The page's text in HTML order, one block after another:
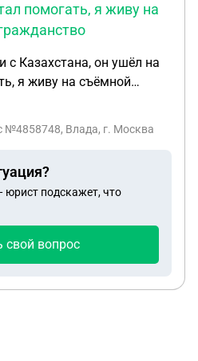
помогать, я живу на
Казахстана, он ушёл на
я живу на съёмной
работать не могу,
сделать гражданство
№4858748, Влада, г. Москва
юрист подскажет, что
свой вопрос